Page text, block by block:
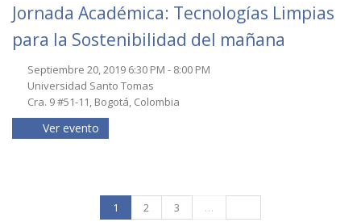
Jornada Académica: Tecnologías Limpias
para la Sostenibilidad del mañana
Septiembre 20, 2019 6:30 PM - 8:00 PM
Universidad Santo Tomas
Cra. 9 #51-11, Bogotá, Colombia
Ver evento
1 2 3 …